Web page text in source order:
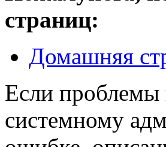
страниц:
Домашняя
Если проблемы
системному